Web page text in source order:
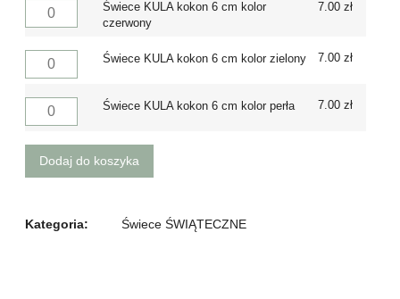
Świece KULA kokon 6 cm kolor
czerwony
7.00 zł
Świece KULA kokon 6 cm kolor zielony 7.00 zł
Świece KULA kokon 6 cm kolor perła 7.00 zł
Dodaj do koszyka
Kategoria: Świece ŚWIĄTECZNE